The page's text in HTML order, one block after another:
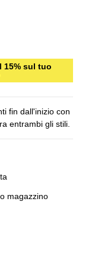
15% sul tuo
fin dall'inizio con
entrambi gli stili.
magazzino